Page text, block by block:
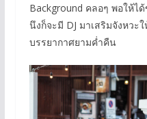
Background คลอๆ พอให้
นึงก็จะมี DJ มาเสริมจังหว
บรรยากาศยามค่ำคืน